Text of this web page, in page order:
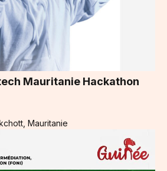
Mauritanie Hackathon
Mauritanie